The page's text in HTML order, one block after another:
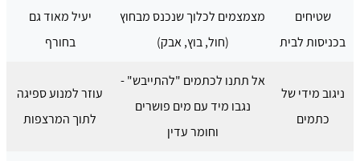
שטיחים
בכניסות לבית
מצמצמים לכלוך שנכנס מבחוץ
(חול, בוץ, אבק)
יעיל מאוד גם
בחורף
ניגוב מידי של
כתמים
אל תתנו לכתמים "להתייבש" -
נגבו מיד עם מים פושרים
וחומר עדין
עוזר למנוע ספיגה
לתוך המרצפות